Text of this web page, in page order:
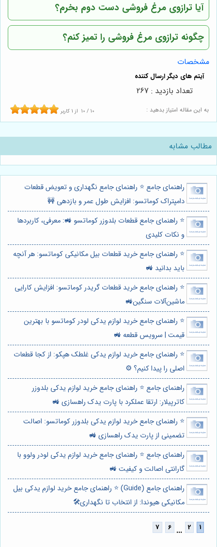
آیا ترازوی مرغ فروشی دست دوم بخرم؟
چگونه ترازوی مرغ فروشی را تمیز کنم؟
مشخصات
به این مقاله امتیاز بدهید : 10 / 10 از 1 کاربر
تعداد بازدید : 267
مطالب مشابه
راهنمای جامع ⭐️ راهنمای جامع نگهداری و تعویض قطعات
دامپتراک کوماتسو: افزایش طول عمر و بازدهی 🚧
⭐️ راهنمای جامع قطعات بلدوزر کوماتسو 🚜: معرفی، کاربردها
و نکات کلیدی
⭐️ راهنمای جامع خرید قطعات بیل مکانیکی کوماتسو: هر آنچه
باید بدانید 🚜
⭐️ راهنمای جامع خرید قطعات گریدر کوماتسو: افزایش کارایی
ماشین‌آلات سنگین🚜
⭐️ راهنمای جامع خرید لوازم یدکی لودر کوماتسو با بهترین
قیمت | سرویس قطعه 🚜
⭐️ راهنمای جامع خرید لوازم یدکی غلطک هپکو: از کجا قطعات
اصلی را پیدا کنیم؟ ⚙️
راهنمای جامع ⭐️ راهنمای جامع خرید لوازم یدکی بلدوزر
کاترپیلار: ارتقا عملکرد با پارت یدک راهسازی 🚜
⭐️ راهنمای جامع خرید لوازم یدکی بلدوزر کوماتسو: اصالت
تضمینی از پارت یدک راهسازی 🚜
راهنمای جامع ⭐️ راهنمای جامع خرید لوازم یدکی لودر ولوو با
گارانتی اصالت و کیفیت 🚜
راهنمای جامع (Guide) ⭐️ راهنمای جامع خرید لوازم یدکی بیل
مکانیکی هیوندا: از انتخاب تا نگهداری🛠️
...